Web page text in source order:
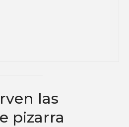
las
pizarra